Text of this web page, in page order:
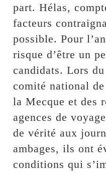
part. Hélas,
facteurs
possible. Pour
risque d’être un
candidats. Lors
comité national
la Mecque et des
agences de
de vérité aux
ambages, ils ont
conditions qui